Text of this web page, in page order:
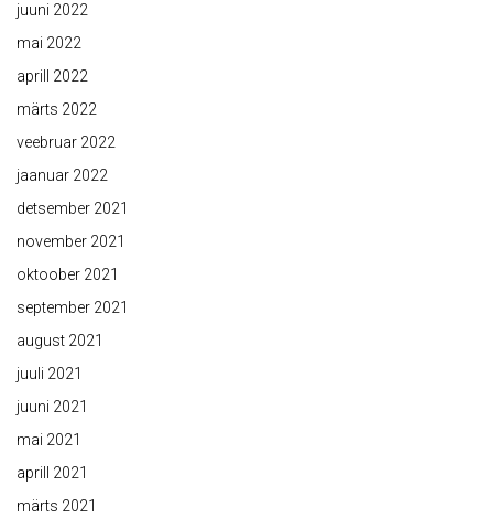
juuni 2022
mai 2022
aprill 2022
märts 2022
veebruar 2022
jaanuar 2022
detsember 2021
november 2021
oktoober 2021
september 2021
august 2021
juuli 2021
juuni 2021
mai 2021
aprill 2021
märts 2021